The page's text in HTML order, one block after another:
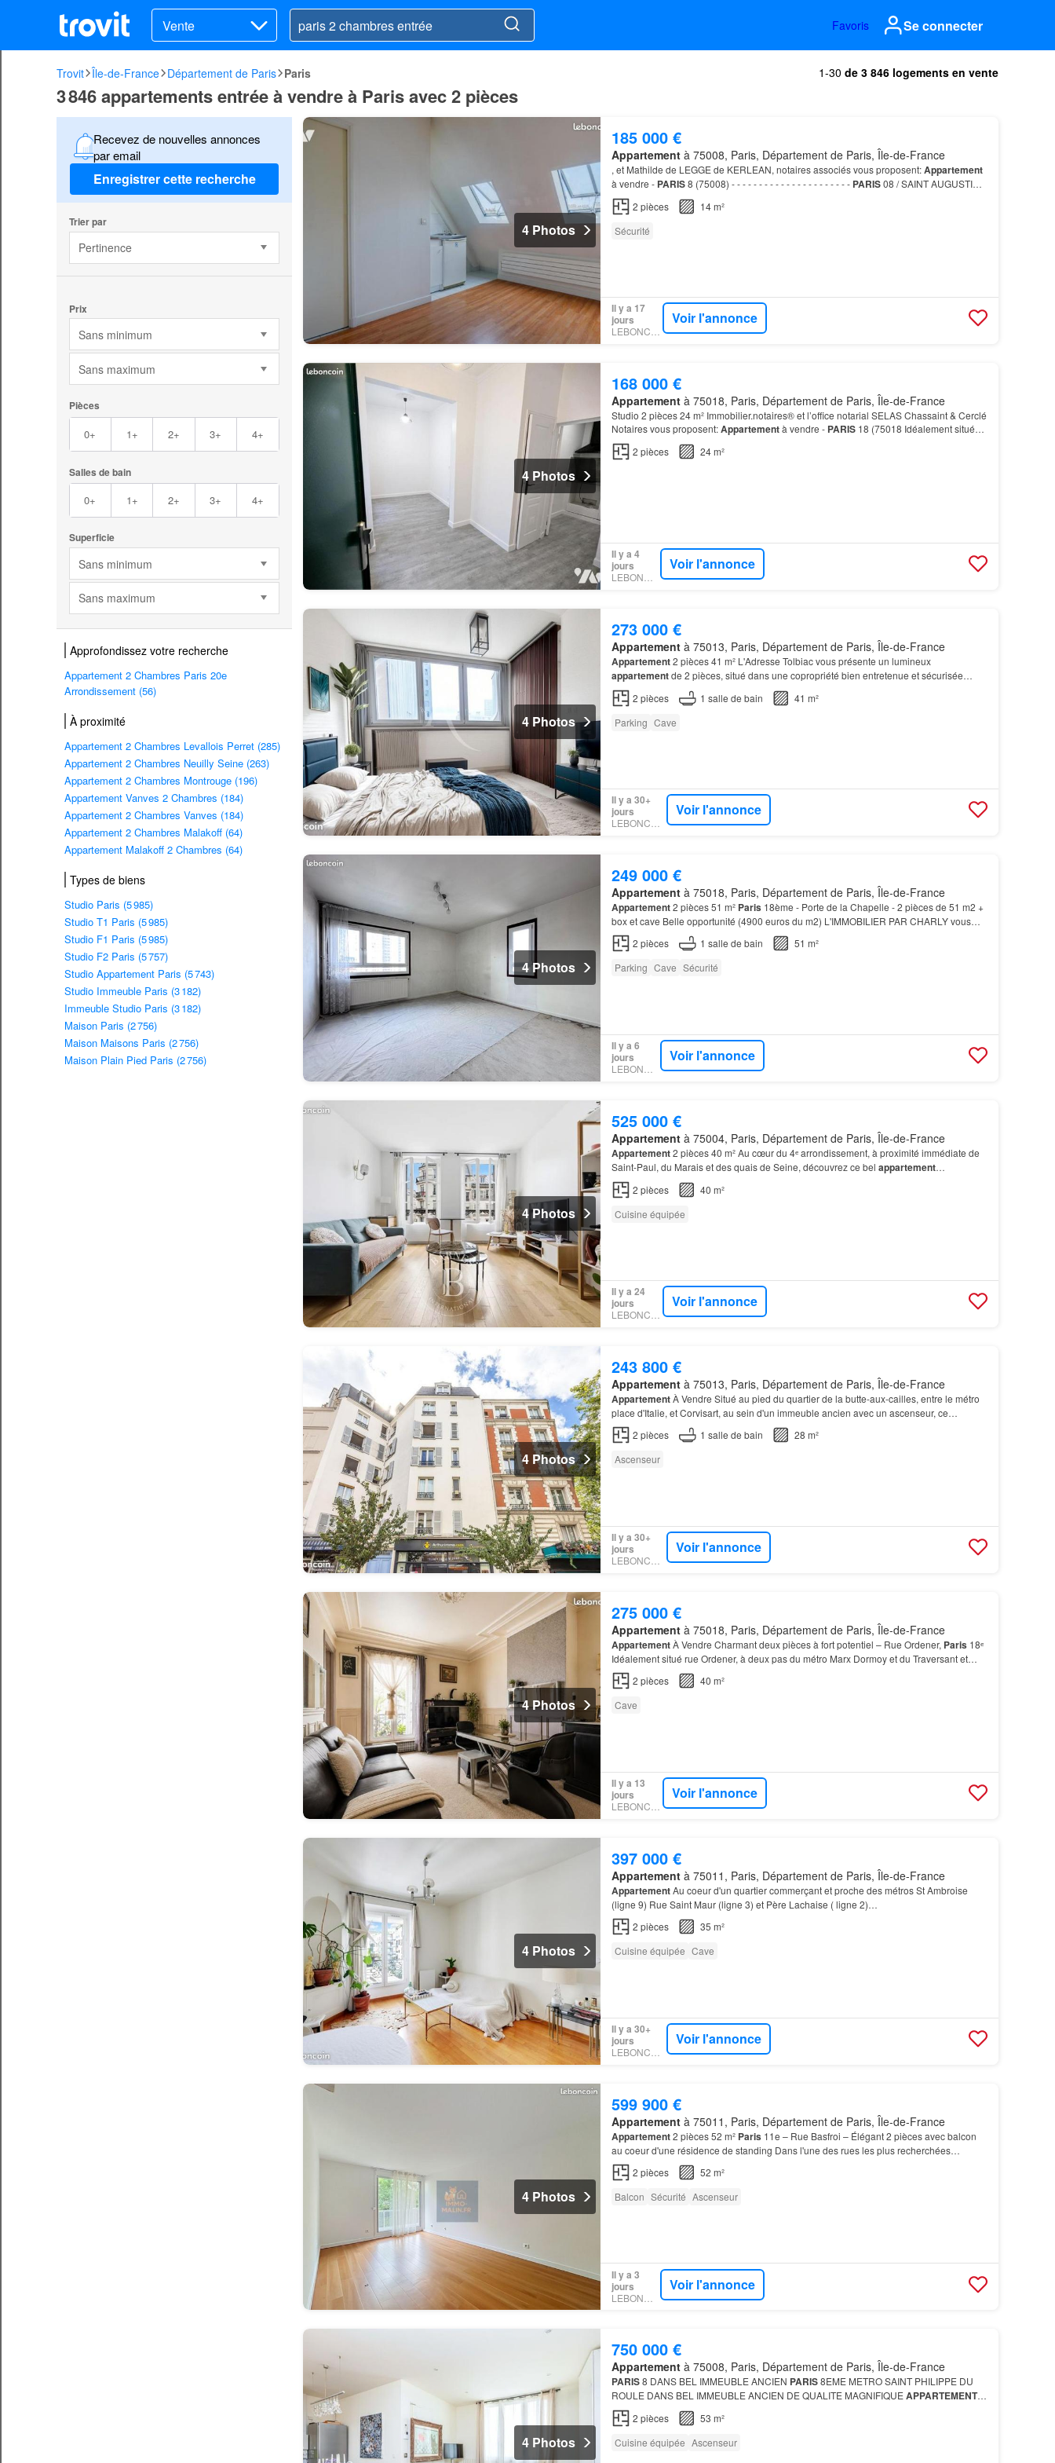
Vente Favoris Se connecter
Trovit Île-de-France Département de Paris Paris 1-30 de 3 846 logements en vente
3 846 appartements entrée à vendre à Paris avec 2 pièces
Recevez de nouvelles annonces
par email
Enregistrer cette recherche
Trier par
Pertinence
Prix
Sans minimum
Sans maximum
Pièces
0+ 1+ 2+ 3+ 4+
Salles de bain
0+ 1+ 2+ 3+ 4+
Superficie
Sans minimum
Sans maximum
Approfondissez votre recherche
Appartement 2 Chambres Paris 20e
Arrondissement (56)
À proximité
Appartement 2 Chambres Levallois Perret (285)
Appartement 2 Chambres Neuilly Seine (263)
Appartement 2 Chambres Montrouge (196)
Appartement Vanves 2 Chambres (184)
Appartement 2 Chambres Vanves (184)
Appartement 2 Chambres Malakoff (64)
Appartement Malakoff 2 Chambres (64)
Types de biens
Studio Paris (5 985)
Studio T1 Paris (5 985)
Studio F1 Paris (5 985)
Studio F2 Paris (5 757)
Studio Appartement Paris (5 743)
Studio Immeuble Paris (3 182)
Immeuble Studio Paris (3 182)
Maison Paris (2 756)
Maison Maisons Paris (2 756)
Maison Plain Pied Paris (2 756)
4 Photos
185 000 €
Appartementà 75008, Paris, Département de Paris, Île-de-France
, et Mathilde de LEGGE de KERLEAN, notaires associés vous proposent:Appartement
à vendre - PARIS8 (75008) - - - - - - - - - - - - - - - - - - - - - - PARIS08 / SAINT AUGUSTIN -
MIROMESNIL-
APPARTEMENT
2 pièces
14 m²
Sécurité
Il y a 17
jours
LEBONCOIN
Voir l'annonce
4 Photos
168 000 €
Appartementà 75018, Paris, Département de Paris, Île-de-France
Studio 2 pièces 24 m² Immobilier.notaires® et l’office notarial SELAS Chassaint & Cerclé
Notaires vous proposent:Appartementà vendre - PARIS18 (75018 Idéalement situé
dans un quartier animé de
2 pièces 24 m²
Il y a 4
jours
LEBONCOIN
Voir l'annonce
4 Photos
273 000 €
Appartementà 75013, Paris, Département de Paris, Île-de-France
Appartement2 pièces 41 m² L'Adresse Tolbiac vous présente un lumineux
appartementde 2 pièces, situé dans une copropriété bien entretenue et sécurisée
L'appartement comprend une
, un grand salon, une chambre, une salle…
2 pièces 1 salle de bain
41 m²
Parking Cave
Il y a 30+
jours
LEBONCOIN
Voir l'annonce
4 Photos
249 000 €
Appartementà 75018, Paris, Département de Paris, Île-de-France
Appartement2 pièces 51 m² Paris 18ème - Porte de la Chapelle - 2 pièces de 51 m2 +
box et cave Belle opportunité (4900 euros du m2) L'IMMOBILIER PAR CHARLY vous
propose dans un immeuble semi-récent, un
2 pièces 1 salle de bain
51 m²
Parking Cave Sécurité
Il y a 6
jours
LEBONCOIN
Voir l'annonce
4 Photos
525 000 €
Appartementà 75004, Paris, Département de Paris, Île-de-France
Appartement2 pièces 40 m² Au cœur du 4ᵉ arrondissement, à proximité immédiate de
Saint-Paul, du Marais et des quais de Seine, découvrez ce bel appartement
Parfaitement agencé, il se compose d’une
2 pièces
40 m²
Cuisine équipée
Il y a 24
jours
LEBONCOIN
Voir l'annonce
4 Photos
243 800 €
Appartementà 75013, Paris, Département de Paris, Île-de-France
AppartementÀ Vendre Situé au pied du quartier de la butte-aux-cailles, entre le métro
place d'Italie, et Corvisart, au sein d'un immeuble ancien avec un ascenseur, ce
logement de deux pièces de 26,11m², en loi carrez, 28,46m…
2 pièces 1 salle de bain
28 m²
Ascenseur
Il y a 30+
jours
LEBONCOIN
Voir l'annonce
4 Photos
275 000 €
Appartementà 75018, Paris, Département de Paris, Île-de-France
AppartementÀ Vendre Charmant deux pièces à fort potentiel – Rue Ordener, Paris 18ᵉ
Idéalement situé rue Ordener, à deux pas du métro Marx Dormoy et du Traversant et
lumineux, ce deux pièces séduit par son charme et ses petit…
2 pièces
40 m²
Cave
Il y a 13
jours
Voir l'annonce
4 Photos
397 000 €
Appartementà 75011, Paris, Département de Paris, Île-de-France
AppartementAu coeur d'un quartier commerçant et proche des métros St Ambroise
(ligne 9) Rue Saint Maur (ligne 3) et Père Lachaise ( ligne 2)…
2 pièces
35 m²
Cuisine équipée Cave
Il y a 30+
jours
Voir l'annonce
4 Photos
599 900 €
Appartementà 75011, Paris, Département de Paris, Île-de-France
Appartement2 pièces 52 m² Paris 11e – Rue Basfroi – Élégant 2 pièces avec balcon
au coeur d'une résidence de standing Dans l'une des rues les plus recherchées
L'agencement a été pensé de manière optimale et se compose d'une…
2 pièces
52 m²
Balcon Sécurité Ascenseur
Il y a 3
jours
Voir l'annonce
4 Photos
750 000 €
Appartementà 75008, Paris, Département de Paris, Île-de-France
PARIS8 DANS BEL IMMEUBLE ANCIEN PARIS8EME METRO SAINT PHILIPPE DU
ROULE DANS BEL IMMEUBLE ANCIEN DE QUALITE MAGNIFIQUE APPARTEMENT
DE 2 PIECES DE 53.9M2 SITUE AU DERNIER ETAGE ACCESSIBLE PAR
ASCENSEUR COMPRENANT BELLE ENTRE…
2 pièces
53 m²
Cuisine équipée Ascenseur